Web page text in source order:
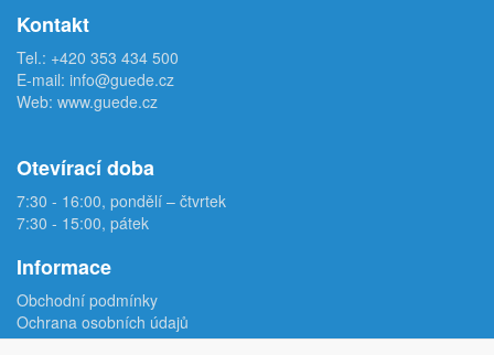
Kontakt
Tel.: +420 353 434 500
E-mail: info@guede.cz
Web: www.guede.cz
Otevírací doba
7:30 - 16:00, pondělí – čtvrtek
7:30 - 15:00, pátek
Informace
Obchodní podmínky
Ochrana osobních údajů
Reklamační protokol